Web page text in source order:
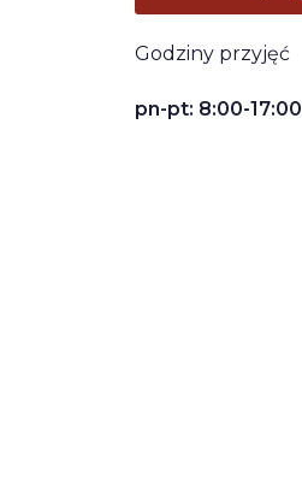
Godziny przyjęć
pn-pt: 8:00-17:00